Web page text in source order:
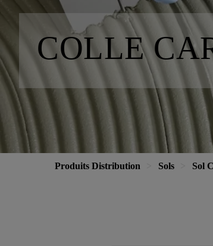
COLLE
Produits Distribution Sols Sol